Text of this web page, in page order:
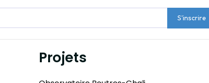
S'inscrire
Projets